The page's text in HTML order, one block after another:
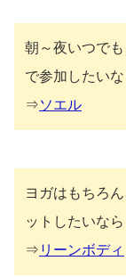
朝～夜いつで
で参加したいな
⇒ソエル
ヨガはもちろ
ットしたいなら
⇒ リーンボディ